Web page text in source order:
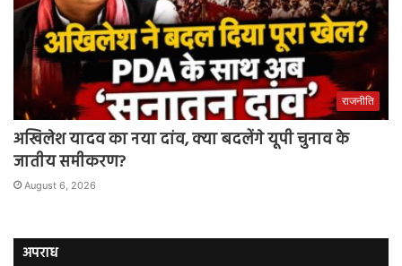
राजनीति
अखिलेश यादव का नया दांव, क्या बदलेंगे यूपी चुनाव के
जातीय समीकरण?
August 6, 2026
अपराध